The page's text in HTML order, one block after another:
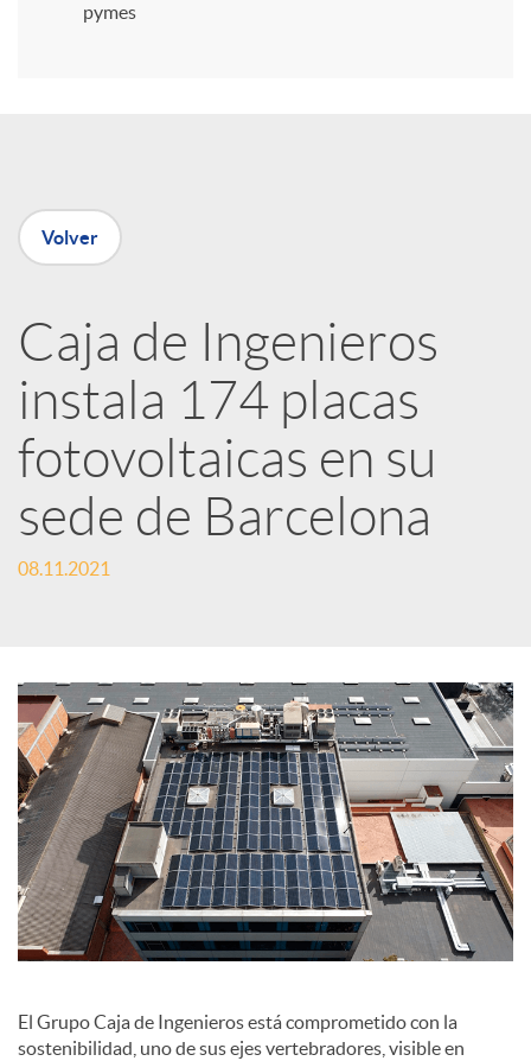
n
R
e
d
e
S
o
c
i
a
pymes
Volver
Caja de Ingenieros
instala 174 placas
fotovoltaicas en su
sede de Barcelona
08.11.2021
El Grupo Caja de Ingenieros está comprometido con la
sostenibilidad, uno de sus ejes vertebradores, visible en